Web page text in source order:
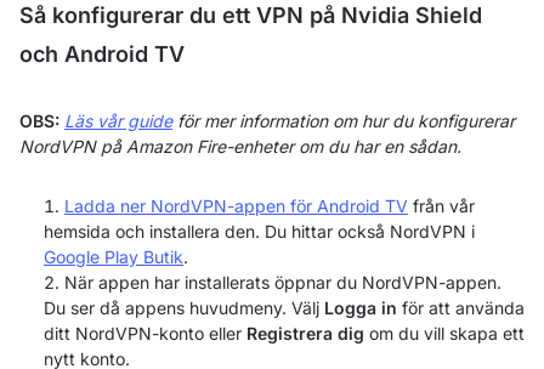
Så konfigurerar du ett VPN på Nvidia Shield
och Android TV
OBS: Läs vår guideför mer information om hur du konfigurerar
NordVPN på Amazon Fire-enheter om du har en sådan.
Ladda ner NordVPN-appen för Android TV från vår
hemsida och installera den. Du hittar också NordVPN i
Google Play Butik.
När appen har installerats öppnar du NordVPN-appen.
Du ser då appens huvudmeny. Välj Logga in för att använda
ditt NordVPN-konto eller Registrera dig om du vill skapa ett
nytt konto.